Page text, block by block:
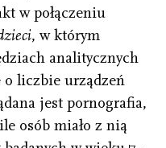
w połączeniu
, w którym
analitycznych
liczbie urządzeń
jest pornografia,
osób miało z nią